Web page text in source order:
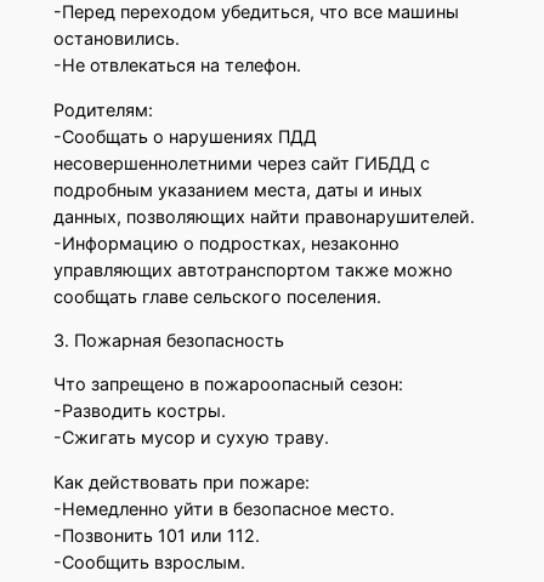
-Перед переходом убедиться, что все машины
остановились.
-Не отвлекаться на телефон.
Родителям:
-Сообщать о нарушениях ПДД
несовершеннолетними через сайт ГИБДД с
подробным указанием места, даты и иных
данных, позволяющих найти правонарушителей.
-Информацию о подростках, незаконно
управляющих автотранспортом также можно
сообщать главе сельского поселения.
3. Пожарная безопасность
Что запрещено в пожароопасный сезон:
-Разводить костры.
-Сжигать мусор и сухую траву.
Как действовать при пожаре:
-Немедленно уйти в безопасное место.
-Позвонить 101 или 112.
-Сообщить взрослым.